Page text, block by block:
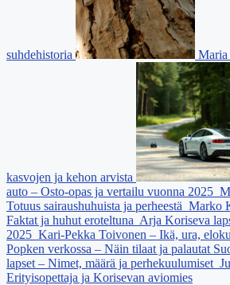
suhdehistoria Maria
kasvojen ja kehon arvista
auto – Osto-opas ja vertailu vuonna 2025
Totuus sairaushuhuista ja perheestä Marko
Faktat ja huhut eroteltuna Arja Koriseva
2025 Kari-Pekka Toivonen – Ikä, ura,
Popken verkossa – Näin tilaat ja palautat
lapset – Nimet, määrä ja perhekuulumiset
Erityisopettaja ja Korisevan aviomies